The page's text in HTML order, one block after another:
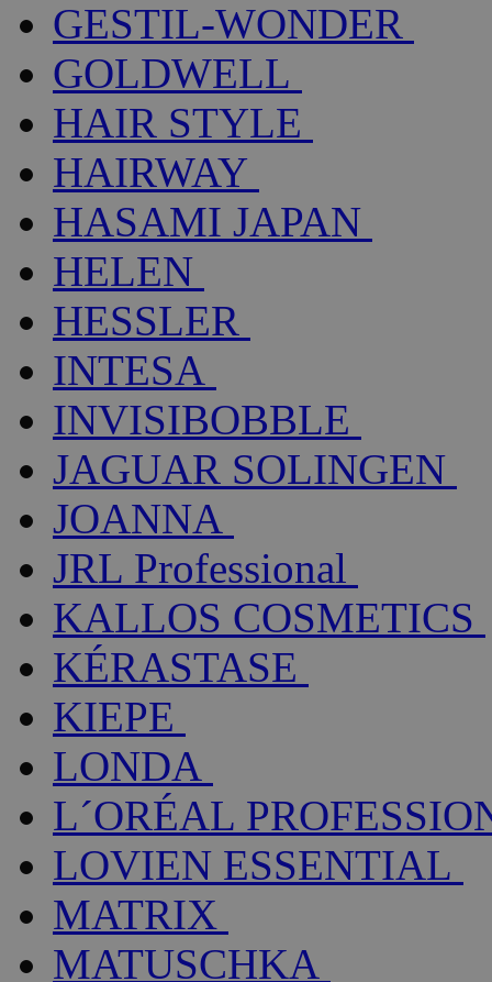
GESTIL-WONDER
GOLDWELL
HAIR STYLE
HAIRWAY
HASAMI JAPAN
HELEN
HESSLER
INTESA
INVISIBOBBLE
JAGUAR SOLINGEN
JOANNA
JRL Professional
KALLOS COSMETICS
KÉRASTASE
KIEPE
LONDA
L´ORÉAL
LOVIEN ESSENTIAL
MATRIX
MATUSCHKA